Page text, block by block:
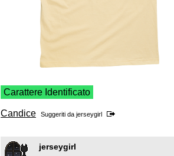
Carattere Identificato
Candice Suggeriti da jerseygirl
jerseygirl